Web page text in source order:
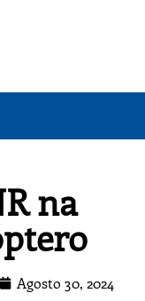
na
Agosto 30, 2024